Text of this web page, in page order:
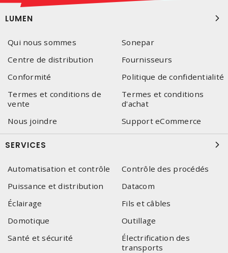
LUMEN
Qui nous sommes
Sonepar
Centre de distribution
Fournisseurs
Conformité
Politique de confidentialité
Termes et conditions de
vente
Termes et conditions
d'achat
Nous joindre
Support eCommerce
SERVICES
Automatisation et contrôle
Contrôle des procédés
Puissance et distribution
Datacom
Éclairage
Fils et câbles
Domotique
Outillage
Santé et sécurité
Électrification des
transports